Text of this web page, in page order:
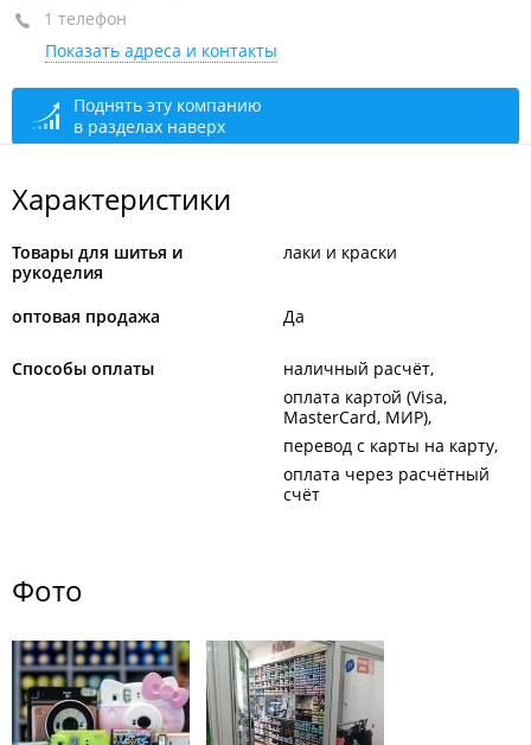
ТЦ "Галерея", бут. 25
+7 914 071-18-36
закрыто, откроется в 10:00
1 телефон
Показать адреса и контакты
Поднять эту компанию
в разделах наверх
Характеристики
Товары для шитья и
рукоделия
лаки и краски
оптовая продажа Да
Способы оплаты
наличный расчёт
оплата картой (Visa,
MasterCard, МИР)
перевод с карты на карту
оплата через расчётный
счёт
Фото